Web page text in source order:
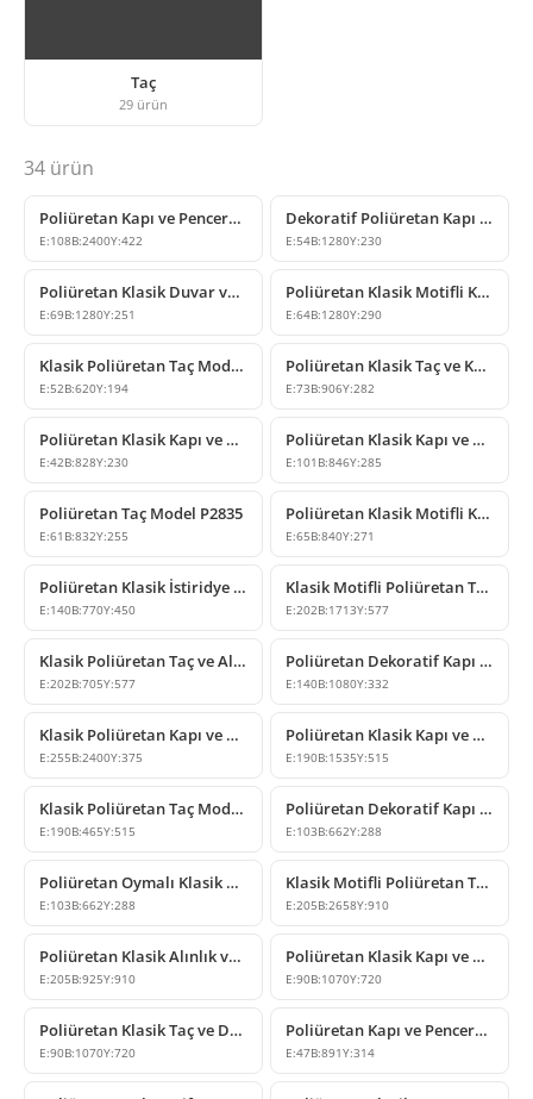
Taç
29 ürün
34 ürün
Poliüretan Kapı ve Pencere Üstü Taç Modeli
E:108B:2400Y:422
Dekoratif Poliüretan Kapı Pencere Üstü Taç Tasarımları
E:54B:1280Y:230
Poliüretan Klasik Duvar ve Kapı Üstü Taç Modeli
E:69B:1280Y:251
Poliüretan Klasik Motifli Kapı ve Pencere Üstü Taç Dekorasyonu
E:64B:1280Y:290
Klasik Poliüretan Taç Modeli
E:52B:620Y:194
Poliüretan Klasik Taç ve Kapı Üstü Motif Modeli
E:73B:906Y:282
Poliüretan Klasik Kapı ve Pencere Tacı Modeli
E:42B:828Y:230
Poliüretan Klasik Kapı ve Pencere Üstü Taç Modeli
E:101 B:846Y:285
Poliüretan Taç Model P2835
E:61 B:832Y:255
Poliüretan Klasik Motifli Kapı ve Pencere Üstü Taç Modeli
E:65B:840Y:271
Poliüretan Klasik İstiridye Desenli Dekoratif Taç Modeli
E:140B:770Y:450
Klasik Motifli Poliüretan Taç Tasarımı
E:202B:1713Y:577
Klasik Poliüretan Taç ve Alınlık Modeli
E:202B:705Y:577
Poliüretan Dekoratif Kapı ve Pencere Üstü Taç Modeli
E:140B:1080Y:332
Klasik Poliüretan Kapı ve Pencere Üstü Taç Modeli
E:255B:2400Y:375
Poliüretan Klasik Kapı ve Pencere Üstü Taç Modeli
E:190B:1535Y:515
Klasik Poliüretan Taç Modeli ve Duvar Süsleme Çeşitleri
E:190B:465Y:515
Poliüretan Dekoratif Kapı ve Pencere Üstü Taç Tasarımı
E:103B:662Y:288
Poliüretan Oymalı Klasik Duvar ve Pencere Üstü Taç Modeli
E:103B:662Y:288
Klasik Motifli Poliüretan Taç Modelleri
E:205B:2658Y:910
Poliüretan Klasik Alınlık ve Kapı Üstü Taç Modeli
E:205B:925Y:910
Poliüretan Klasik Kapı ve Pencere Üstü Söve Taç Modeli
E:90B:1070Y:720
Poliüretan Klasik Taç ve Duvar Dekoru Tasarımları
E:90B:1070Y:720
Poliüretan Kapı ve Pencere Üstü Klasik Taç Modeli
E:47B:891Y:314